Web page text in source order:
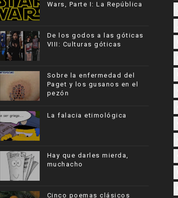
Wars, Parte I: La República
De los godos a las góticas
VIII: Culturas góticas
Sobre la enfermedad del
Paget y los gusanos en el
pezón
La falacia etimológica
Hay que darles mierda,
muchacho
Cinco poemas clásicos